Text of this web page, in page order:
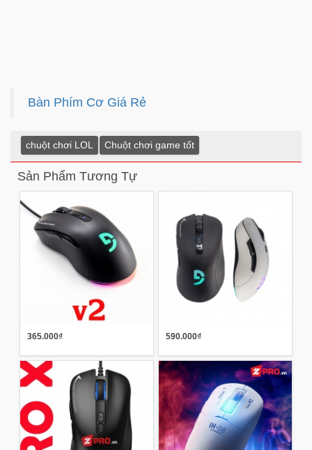
Bàn Phím Cơ Giá Rẻ
chuột chơi LOL Chuột chơi game tốt
Sản Phẩm Tương Tự
365.000₫ 590.000₫